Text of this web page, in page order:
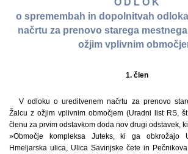
O D L O K
o spremembah in dopolnitvah
načrtu za prenovo starega
ožjim vplivnim
1. člen
V odloku o ureditvenem načrtu za prenovo
Žalcu z ožjim vplivnim območjem (Uradni list RS,
členu za prvim odstavkom doda nov drugi odstavek,
»Območje kompleksa Juteks, ki ga obkrožajo
Hmeljarska ulica, Ulica Savinjske čete in